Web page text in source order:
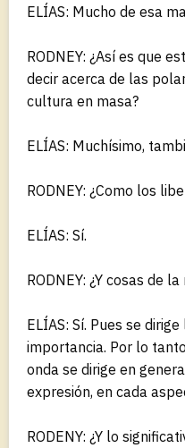
ELÍAS: Mucho de esa
RODNEY: ¿Así es que
decir acerca de las
cultura en masa?
ELÍAS: Muchísimo,
RODNEY: ¿Como los
ELÍAS: Sí.
RODNEY: ¿Y cosas de
ELÍAS: Sí. Pues se
importancia. Por lo
onda se dirige en
expresión, en cada
RODENY: ¿Y lo